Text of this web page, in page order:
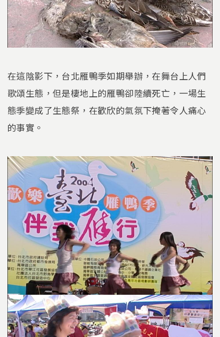
在這陰影下，台北雁鴨季如期舉辦，在舞台上人們
歌頌生態，但是棲地上的雁鴨卻陸續死亡，一場生
態季變成了生態祭，在歡欣的氣氛下掩著令人痛心
的事實。